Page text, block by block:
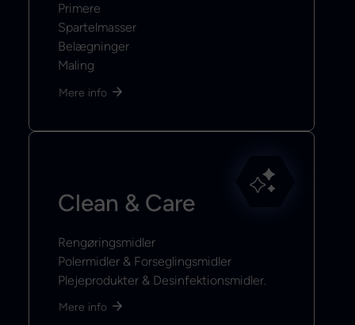
Primere
Spartelmasser
Belægninger
Maling
Mere info
Clean & Care
Rengøringsmidler
Polermidler & Forseglingsmidler
Plejeprodukter & Desinfektionsmidler.
Mere info